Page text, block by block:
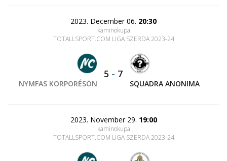
2023. December 06. 20:30
kaminokupa
TOTALLSPORT.COM LIGA SZERDA 2023-24
NYMFAS KORPORÉSÖN
5 - 7
SQUADRA ANONIMA
2023. November 29. 19:00
kaminokupa
TOTALLSPORT.COM LIGA SZERDA 2023-24